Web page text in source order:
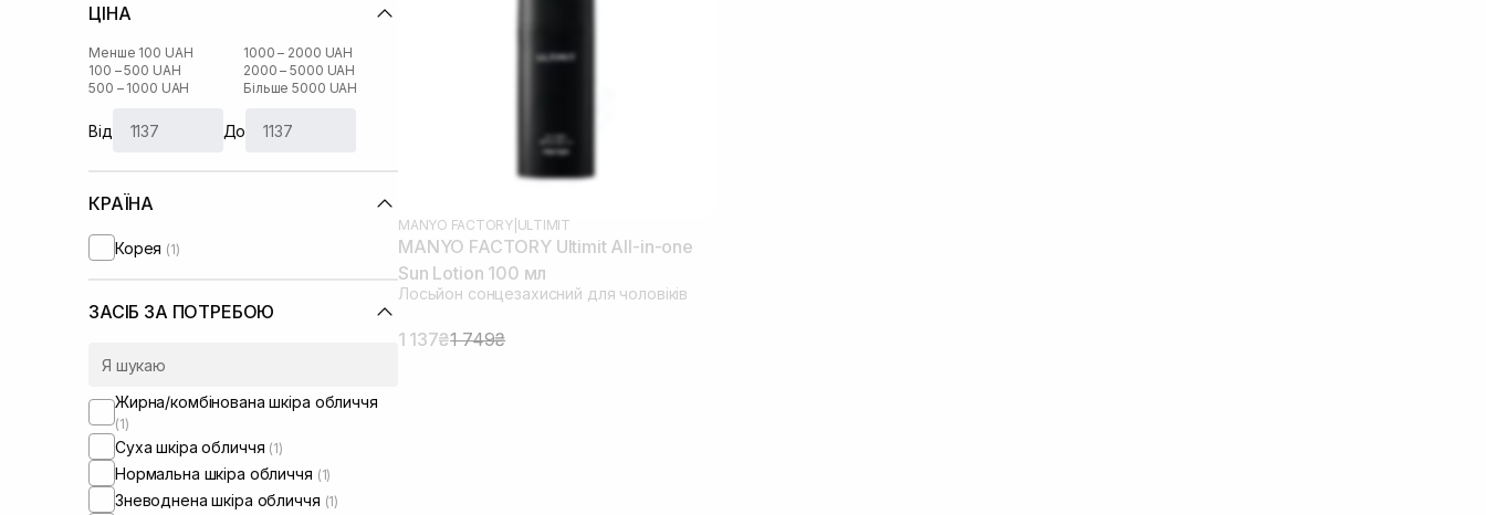
ЦІНА
Менше 100 UAH
100 – 500 UAH
500 – 1000 UAH
1000 – 2000 UAH
2000 – 5000 UAH
Більше 5000 UAH
Від До
КРАЇНА
Корея (1)
ЗАСІБ ЗА ПОТРЕБОЮ
Жирна/комбінована шкіра обличчя
(1)
Суха шкіра обличчя (1)
Нормальна шкіра обличчя (1)
Зневоднена шкіра обличчя (1)
MANYO FACTORY| ULTIMIT
MANYO FACTORY Ultimit All-in-one
Sun Lotion 100 мл
Лосьйон сонцезахисний для чоловіків
1 137₴1 749₴